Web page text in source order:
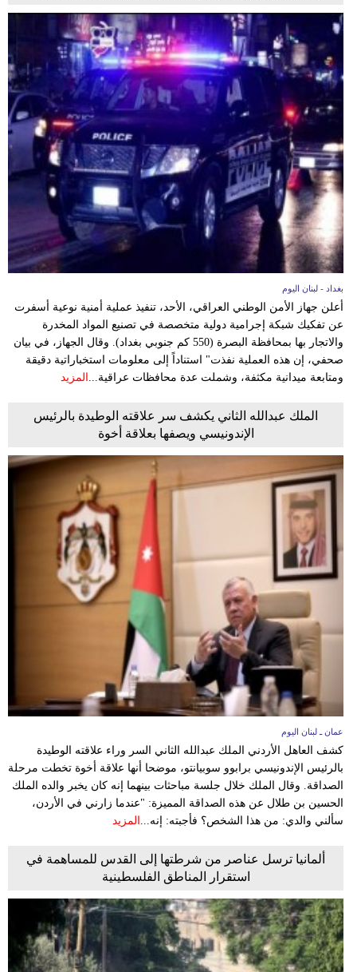
بغداد - لبنان اليوم
أعلن جهاز الأمن الوطني العراقي، الأحد، تنفيذ عملية أمنية نوعية أسفرت
عن تفكيك شبكة إجرامية دولية متخصصة في تصنيع المواد المخدرة
والاتجار بها بمحافظة البصرة (550 كم جنوبي بغداد). وقال الجهاز، في بيان
صحفي، إن هذه العملية نفذت" استناداً إلى معلومات استخباراتية دقيقة
ومتابعة ميدانية مكثفة، وشملت عدة محافظات عراقية... المزيد
الملك عبدالله الثاني يكشف سر علاقته الوطيدة بالرئيس
الإندونيسي ويصفها بعلاقة أخوة
عمان ـ لبنان اليوم
كشف العاهل الأردني الملك عبدالله الثاني السر وراء علاقته الوطيدة
بالرئيس الإندونيسي برابوو سوبيانتو، موضحا أنها علاقة أخوة تخطت مرحلة
الصداقة. وقال الملك خلال جلسة مباحثات بينهما إنه كان يخبر والده الملك
الحسين بن طلال عن هذه الصداقة المميزة: "عندما زارني في الأردن،
سألني والدي: من هذا الشخص؟ فأجبته: إنه...
المزيد
ألمانيا ترسل عناصر من شرطتها إلى القدس للمساهمة في
استقرار المناطق الفلسطينية